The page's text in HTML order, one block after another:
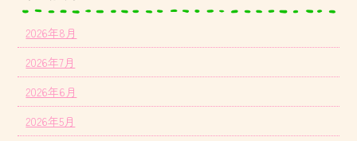
2026年8月
2026年7月
2026年6月
2026年5月